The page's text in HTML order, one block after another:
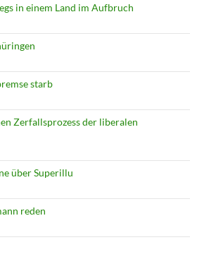
in einem Land im Aufbruch
starb
Zerfallsprozess der liberalen
über Superillu
reden